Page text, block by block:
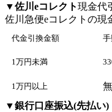
▼佐川eコレクト現金代
佐川急便eコレクト の現
代金引換金額
1万円未満
1万円以上
▼銀行口座振込(先払い)